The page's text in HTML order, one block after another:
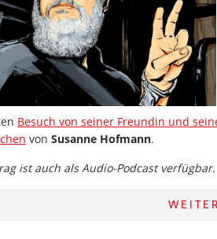
Besuch von seiner Freundin und
von Susanne Hofmann.
ist auch als Audio-Podcast verfügbar.